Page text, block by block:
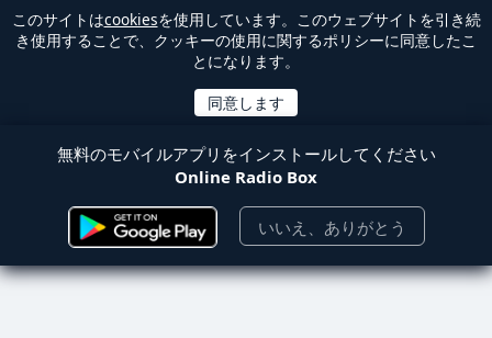
このサイトはcookiesを使用しています。このウェブサイトを引き続
き使用することで、クッキーの使用に関するポリシーに同意したこ
とになります。
無料のモバイルアプリをインストールしてください
Online Radio Box
いいえ、ありがとう